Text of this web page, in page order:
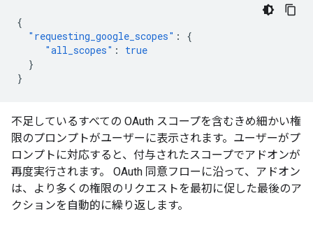
{
"requesting_google_scopes" :
{
"all_scopes" :
true
}
}
不足しているすべての OAuth スコープを含むきめ細かい権
限のプロンプトがユーザーに表示されます。ユーザーがプ
ロンプトに対応すると、付与されたスコープでアドオンが
再度実行されます。 OAuth 同意フローに沿って、アドオン
は、より多くの権限のリクエストを最初に促した最後のア
クションを自動的に繰り返します。